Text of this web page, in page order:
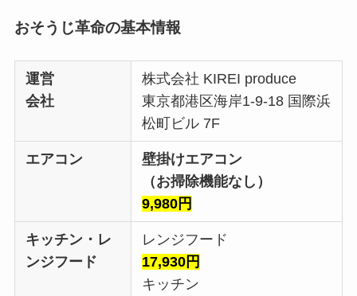
おそうじ革命の基本情報
運営
会社
株式会社 KIREI produce
東京都港区海岸1-9-18 国際浜
松町ビル 7F
エアコン
壁掛けエアコン
（お掃除機能なし）
9,980円
キッチン・レ
ンジフード
レンジフード
17,930円
キッチン